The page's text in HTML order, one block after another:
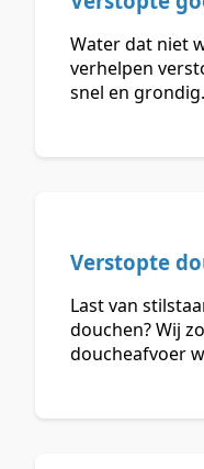
Water dat niet
verhelpen
snel en grondig.
Verstopte
Last van
douchen? Wij
doucheafvoer